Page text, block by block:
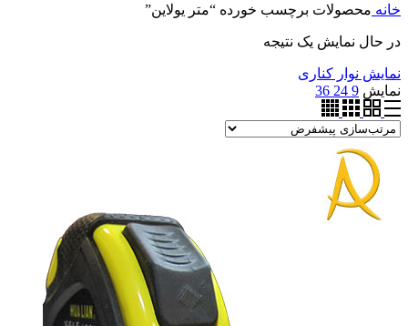
خانه محصولات برچسب خورده “متر یولاین”
در حال نمایش یک نتیجه
نمایش نوار کناری
نمایش 9
24
36